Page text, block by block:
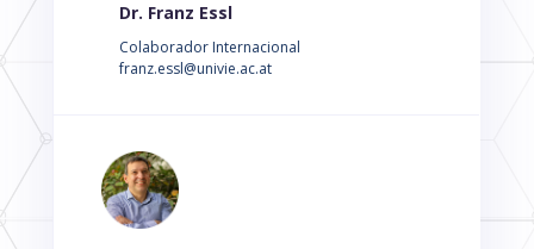
Dr. Franz Essl
Colaborador Internacional
franz.essl@univie.ac.at